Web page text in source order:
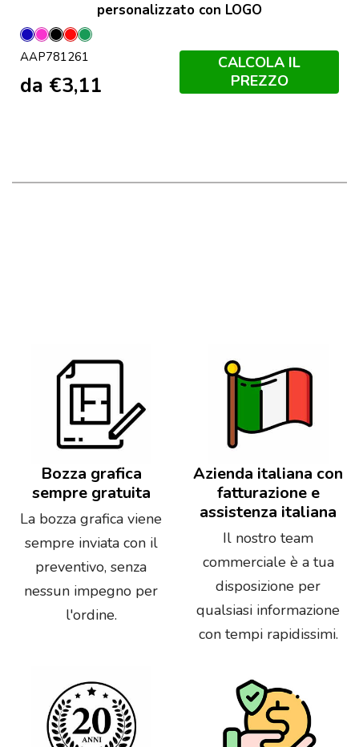
personalizzato con LOGO
BluFucsia
Nero
RossoVerde
AAP781261
da €3,11
CALCOLA IL
PREZZO
Bozza grafica
sempre gratuita
La bozza grafica viene
sempre inviata con il
preventivo, senza
nessun impegno per
l'ordine.
Azienda italiana con
fatturazione e
assistenza italiana
Il nostro team
commerciale è a tua
disposizione per
qualsiasi informazione
con tempi rapidissimi.